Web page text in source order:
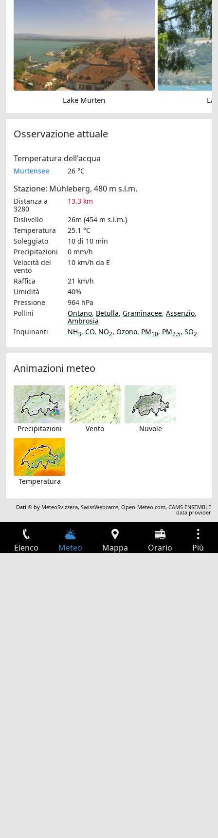
Lake Murten
Osservazione attuale
Temperatura dell'acqua
Murtensee 26 °C
Stazione: Mühleberg, 480 m s.l.m.
Distanza a
3280
13.3 km
Dislivello
26m (454 m s.l.m.)
Temperatura
25.1 °C
Soleggiato
10 di 10 min
Precipitazioni
0 mm/h
Velocità del
vento
10 km/h da E
Raffica
21 km/h
Umidità
40%
Pressione
964 hPa
Pollini
Ontano, Betulla, Graminacee, Assenzio,
Ambrosia
Inquinanti
NH3, CO, NO2, Ozono, PM10, PM2.5, SO2
Animazioni meteo
Precipitazioni Vento Nuvole
Temperatura
Dati © by MeteoSvizzera,SwissWebcams,Open-Meteo.com,CAMS ENSEMBLE
data provider
Elenco Meteo Mappa Orario Più